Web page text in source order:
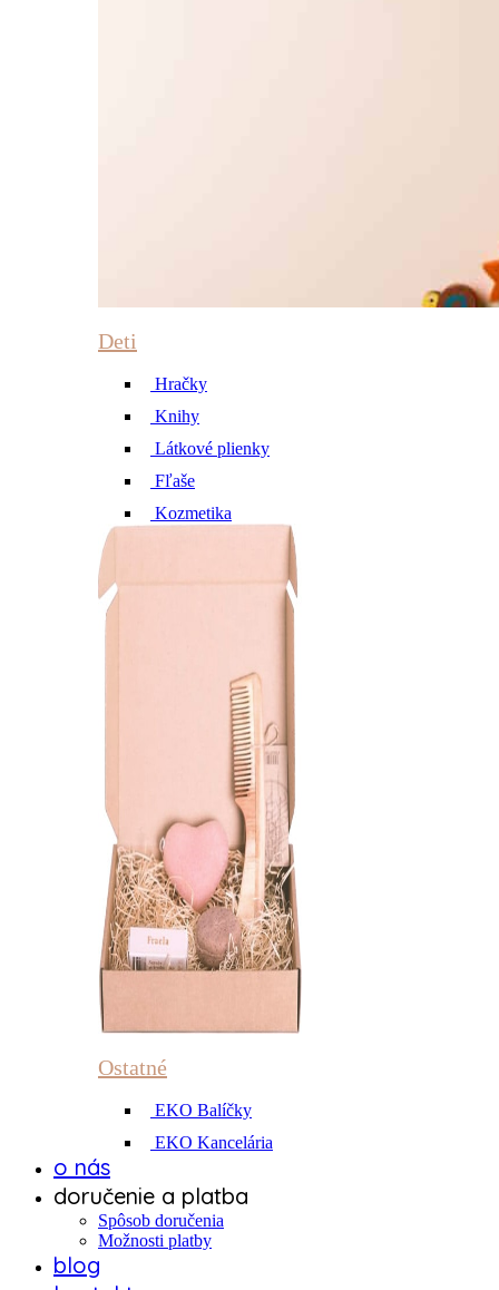
Deti
Hračky
Knihy
Látkové plienky
Fľaše
Kozmetika
Ostatné
EKO Balíčky
EKO Kancelária
o nás
doručenie a platba
Spôsob doručenia
Možnosti platby
blog